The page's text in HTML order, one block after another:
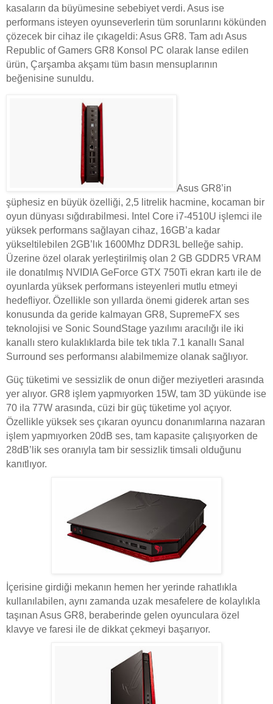
kasaların da büyümesine sebebiyet verdi. Asus ise
performans isteyen oyunseverlerin tüm sorunlarını kökünden
çözecek bir cihaz ile çıkageldi: Asus GR8. Tam adı Asus
Republic of Gamers GR8 Konsol PC olarak lanse edilen
ürün, Çarşamba akşamı tüm basın mensuplarının
beğenisine sunuldu.
Asus GR8’in
şüphesiz en büyük özelliği, 2,5 litrelik hacmine, kocaman bir
oyun dünyası sığdırabilmesi. Intel Core i7-4510U işlemci ile
yüksek performans sağlayan cihaz, 16GB’a kadar
yükseltilebilen 2GB’lık 1600Mhz DDR3L belleğe sahip.
Üzerine özel olarak yerleştirilmiş olan 2 GB GDDR5 VRAM
ile donatılmış NVIDIA GeForce GTX 750Ti ekran kartı ile de
oyunlarda yüksek performans isteyenleri mutlu etmeyi
hedefliyor. Özellikle son yıllarda önemi giderek artan ses
konusunda da geride kalmayan GR8, SupremeFX ses
teknolojisi ve Sonic SoundStage yazılımı aracılığı ile iki
kanallı stero kulaklıklarda bile tek tıkla 7.1 kanallı Sanal
Surround ses performansı alabilmemize olanak sağlıyor.
Güç tüketimi ve sessizlik de onun diğer meziyetleri arasında
yer alıyor. GR8 işlem yapmıyorken 15W, tam 3D yükünde ise
70 ila 77W arasında, cüzi bir güç tüketime yol açıyor.
Özellikle yüksek ses çıkaran oyuncu donanımlarına nazaran
işlem yapmıyorken 20dB ses, tam kapasite çalışıyorken de
28dB’lik ses oranıyla tam bir sessizlik timsali olduğunu
kanıtlıyor.
İçerisine girdiği mekanın hemen her yerinde rahatlıkla
kullanılabilen, aynı zamanda uzak mesafelere de kolaylıkla
taşınan Asus GR8, beraberinde gelen oyunculara özel
klavye ve faresi ile de dikkat çekmeyi başarıyor.